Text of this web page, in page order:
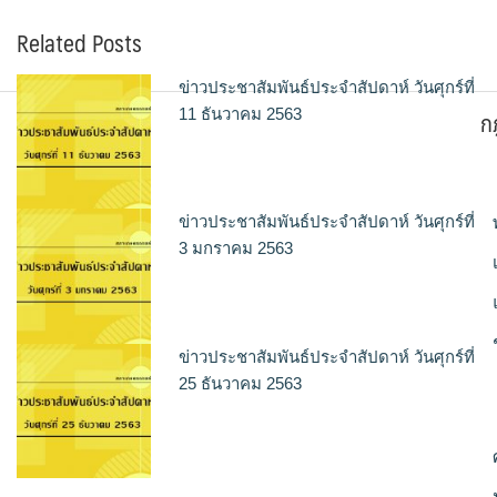
Related Posts
ข่าวประชาสัมพันธ์ประจำสัปดาห์ วันศุกร์ที่
11 ธันวาคม 2563
ข่าวประชาสัมพันธ์ประจำสัปดาห์ วันศุกร์ที่
3 มกราคม 2563
ข่าวประชาสัมพันธ์ประจำสัปดาห์ วันศุกร์ที่
25 ธันวาคม 2563